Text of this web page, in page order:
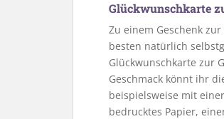
Glückwunschkarte
Zu einem Geschenk
besten natürlich
Glückwunschkarte zur
Geschmack könnt ihr
beispielsweise mit
bedrucktes Papier,